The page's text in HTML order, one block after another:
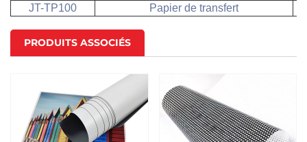
JT-TP100
Papier de transfert
PRODUITS ASSOCIÉS